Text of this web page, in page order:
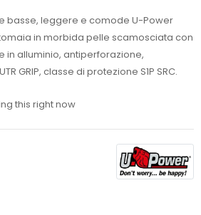
basse, leggere e comode U-Power
in morbida pelle scamosciata con
in alluminio, antiperforazione,
GRIP, classe di protezione S1P SRC.
this right now